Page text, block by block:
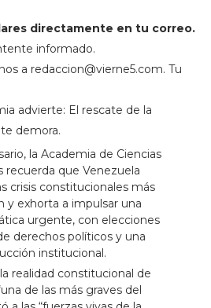
directamente en tu correo.
informado.
a redaccion@vierne5.com. Tu
advierte: El rescate de la
demora.
la Academia de Ciencias
recuerda que Venezuela
crisis constitucionales más
y exhorta a impulsar una
urgente, con elecciones
derechos políticos y una
institucional.
realidad constitucional de
de las más graves del